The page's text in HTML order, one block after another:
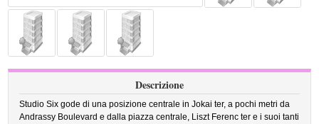
Descrizione
Studio Six gode di una posizione centrale in Jokai ter, a pochi metri da
Andrassy Boulevard e dalla piazza centrale, Liszt Ferenc ter e i suoi tanti